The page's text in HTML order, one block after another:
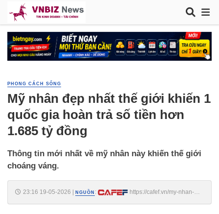
PHONG CÁCH SỐNG
Mỹ nhân đẹp nhất thế giới khiến 1
quốc gia hoàn trả số tiền hơn
1.685 tỷ đồng
Thông tin mới nhất về mỹ nhân này khiến thế giới
choáng váng.
23:16 19-05-2026 NGUỒN :
https://cafef.vn/my-nhan-